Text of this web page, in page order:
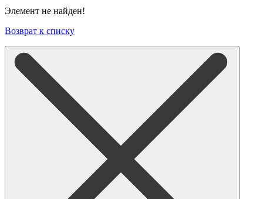
Элемент не найден!
Возврат к списку